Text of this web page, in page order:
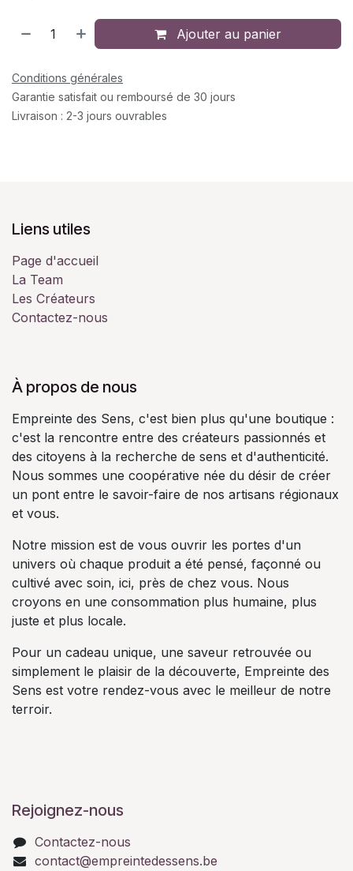
Ajouter au panier
Conditions générales
Garantie satisfait ou remboursé de 30 jours
Livraison : 2-3 jours ouvrables
Liens utiles
Page d'accueil
La Team
Les Créateurs
Contactez-nous
À propos de nous
Empreinte des Sens, c'est bien plus qu'une boutique :
c'est la rencontre entre des créateurs passionnés et
des citoyens à la recherche de sens et d'authenticité.
Nous sommes une coopérative née du désir de créer
un pont entre le savoir-faire de nos artisans régionaux
et vous.
Notre mission est de vous ouvrir les portes d'un
univers où chaque produit a été pensé, façonné ou
cultivé avec soin, ici, près de chez vous. Nous
croyons en une consommation plus humaine, plus
juste et plus locale.
Pour un cadeau unique, une saveur retrouvée ou
simplement le plaisir de la découverte, Empreinte des
Sens est votre rendez-vous avec le meilleur de notre
terroir.
Rejoignez-nous
Contactez-nous
contact@empreintedessens.be